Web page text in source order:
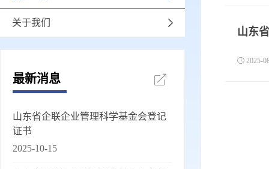
关于我们
最新消息
山东省企联企业管理科学基金会登记
证书
2025-10-15
山东